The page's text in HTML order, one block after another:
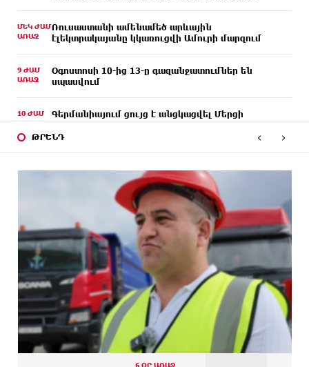
ՄԵԿ ԺԱՄ
ԱՌԱՋ
Ռուսաստանի ամենամեծ արևային
էլեկտրակայանը կկառուցվի Ամուրի մարզում
9 ԺԱՄ
ԱՌԱՋ
Օգոստոսի 10-ից 13-ը գազանջատումներ են
սպասվում
10 ԺԱՄ
ԱՌԱՋ
Գերմանիայում ցույց է անցկացվել Մերցի
կառավարության դեմ
23-ամյա ուսանողի մշակած հավելվածը
հարավկորեական App Store-ում շրջանցել է
նույնիսկ Google Maps-ը
11 ԺԱՄ
ԱՌԱՋ
Ռուսաստանի տարածքում ոչնչացվել է
ուկրաինական 360 անօդաչու թռչող սարք
11 ԺԱՄ
ԱՌԱՋ
Օգոստոսի 10-ին, 11-ին, 12-ին, 13-ին, 14-ին, 17-
ին, 18-ին և 20-ին հարյուրավոր հասցեներում
լույս չի լինելու
11 ԺԱՄ
Ողբերգական դեպք՝ Երևանում․ Կիևյան կամրջի
տակ հայտնաբերվել է տղամարդու մարմին
ԹՐԵՆԴ
6 ՕՐ ԱՌԱՋ
‹ ›